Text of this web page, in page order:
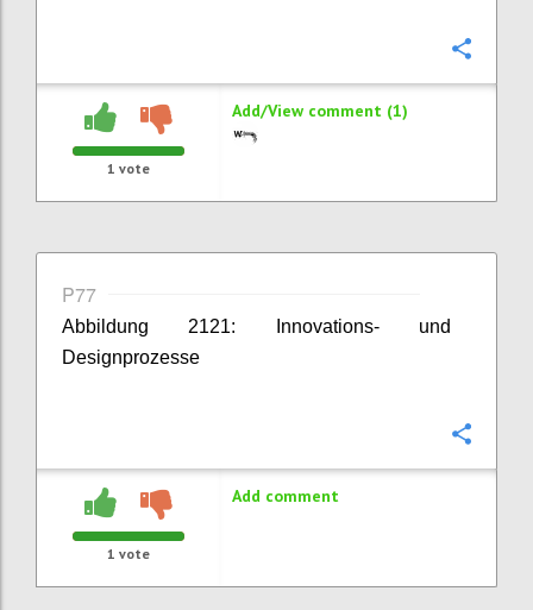
1 vote
Add/View comment (1)
P77
Abbildung 2121: Innovations- und
Designprozesse
1 vote
Add comment